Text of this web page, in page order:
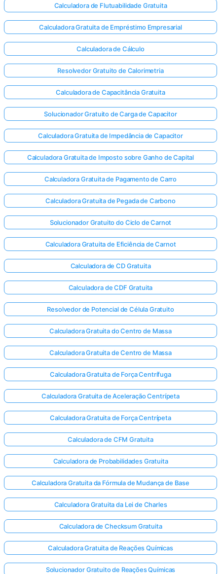
Calculadora de Flutuabilidade Gratuita
Calculadora Gratuita de Empréstimo Empresarial
Calculadora de Cálculo
Resolvedor Gratuito de Calorimetria
Calculadora de Capacitância Gratuita
Solucionador Gratuito de Carga de Capacitor
Calculadora Gratuita de Impedância de Capacitor
Calculadora Gratuita de Imposto sobre Ganho de Capital
Calculadora Gratuita de Pagamento de Carro
Calculadora Gratuita de Pegada de Carbono
Solucionador Gratuito do Ciclo de Carnot
Calculadora Gratuita de Eficiência de Carnot
Calculadora de CD Gratuita
Calculadora de CDF Gratuita
Resolvedor de Potencial de Célula Gratuito
Calculadora Gratuita do Centro de Massa
Calculadora Gratuita de Centro de Massa
Calculadora Gratuita de Força Centrífuga
Calculadora Gratuita de Aceleração Centrípeta
Calculadora Gratuita de Força Centrípeta
Calculadora de CFM Gratuita
Calculadora de Probabilidades Gratuita
Calculadora Gratuita da Fórmula de Mudança de Base
Calculadora Gratuita da Lei de Charles
Calculadora de Checksum Gratuita
Calculadora Gratuita de Reações Químicas
Solucionador Gratuito de Reações Químicas